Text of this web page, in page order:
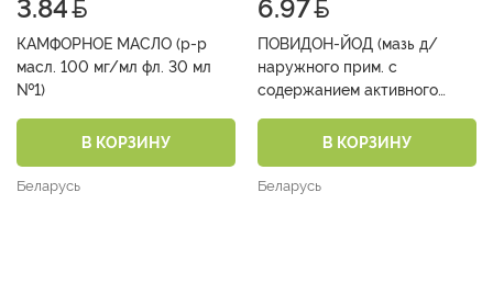
3.84
КАМФОРНОЕ МАСЛО (р-р
масл. 100 мг/мл фл. 30 мл
№1)
В КОРЗИНУ
Беларусь
6.97
ПОВИДОН-ЙОД (мазь д/
наружного прим. с
содержанием активного
В КОРЗИНУ
Беларусь